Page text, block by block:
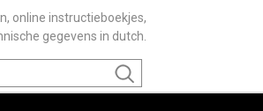
online instructieboekjes,
gegevens in dutch.